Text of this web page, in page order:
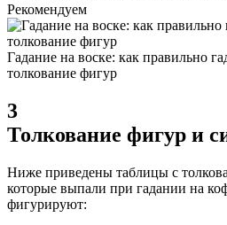
Рекомендуем
Гадание на воске: как правильно
толкование фигур
3
Толкование фигур и
Ниже приведены таблицы с
которые выпали при гадании на
фигурируют: